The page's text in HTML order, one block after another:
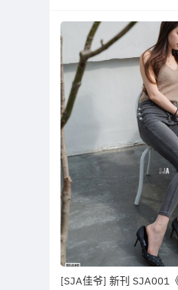
[SJA佳爷] 新刊 SJA001《